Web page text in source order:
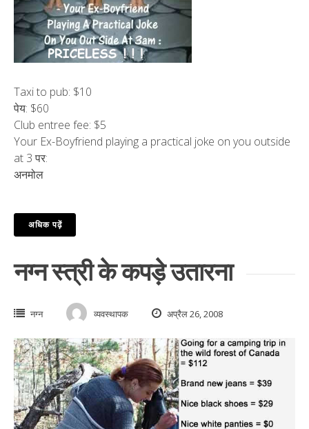
Taxi to pub: $10
पेय: $60
Club entree fee: $5
Your Ex-Boyfriend playing a practical joke on you outside
at 3 पर:
अनमोल
अधिक पढ़ें
नग्न स्त्री के कपड़े उतारना
नग्न व्यवस्थापक अप्रैल 26, 2008